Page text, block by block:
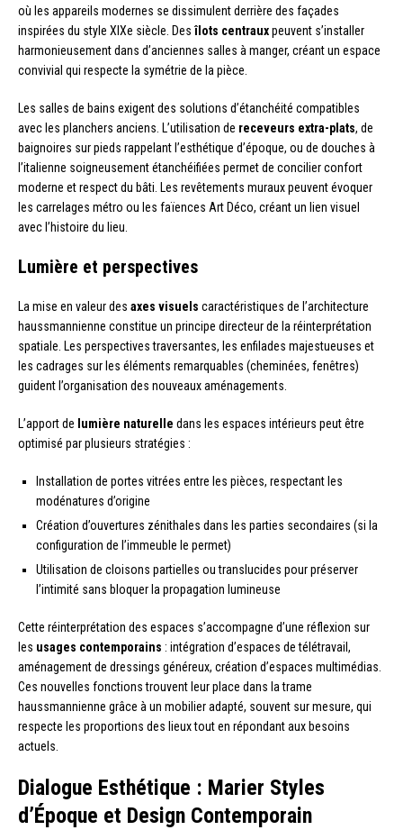
où les appareils modernes se dissimulent derrière des façades
inspirées du style XIXe siècle. Desîlots centrauxpeuvent s’installer
harmonieusement dans d’anciennes salles à manger, créant un espace
convivial qui respecte la symétrie de la pièce.
Les salles de bains exigent des solutions d’étanchéité compatibles
avec les planchers anciens. L’utilisation de receveurs extra-plats, de
baignoires sur pieds rappelant l’esthétique d’époque, ou de douches à
l’italienne soigneusement étanchéifiées permet de concilier confort
moderne et respect du bâti. Les revêtements muraux peuvent évoquer
les carrelages métro ou les faïences Art Déco, créant un lien visuel
avec l’histoire du lieu.
Lumière et perspectives
La mise en valeur des axes visuels caractéristiques de l’architecture
haussmannienne constitue un principe directeur de la réinterprétation
spatiale. Les perspectives traversantes, les enfilades majestueuses et
les cadrages sur les éléments remarquables (cheminées, fenêtres)
guident l’organisation des nouveaux aménagements.
L’apport de lumière naturelle dans les espaces intérieurs peut être
optimisé par plusieurs stratégies :
Installation de portes vitrées entre les pièces, respectant les
modénatures d’origine
Création d’ouvertures zénithales dans les parties secondaires (si la
configuration de l’immeuble le permet)
Utilisation de cloisons partielles ou translucides pour préserver
l’intimité sans bloquer la propagation lumineuse
Cette réinterprétation des espaces s’accompagne d’une réflexion sur
les usages contemporains : intégration d’espaces de télétravail,
aménagement de dressings généreux, création d’espaces multimédias.
Ces nouvelles fonctions trouvent leur place dans la trame
haussmannienne grâce à un mobilier adapté, souvent sur mesure, qui
respecte les proportions des lieux tout en répondant aux besoins
actuels.
Dialogue Esthétique : Marier Styles
d’Époque et Design Contemporain